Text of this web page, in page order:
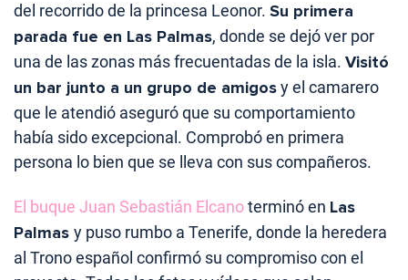
del recorrido de la princesa Leonor. Su primera
parada fue en Las Palmas, donde se dejó ver por
una de las zonas más frecuentadas de la isla. Visitó
un bar junto a un grupo de amigosy el camarero
que le atendió aseguró que su comportamiento
había sido excepcional. Comprobó en primera
persona lo bien que se lleva con sus compañeros.
El buque Juan Sebastián Elcanoterminó en Las
Palmas y puso rumbo a Tenerife, donde la heredera
al Trono español confirmó su compromiso con el